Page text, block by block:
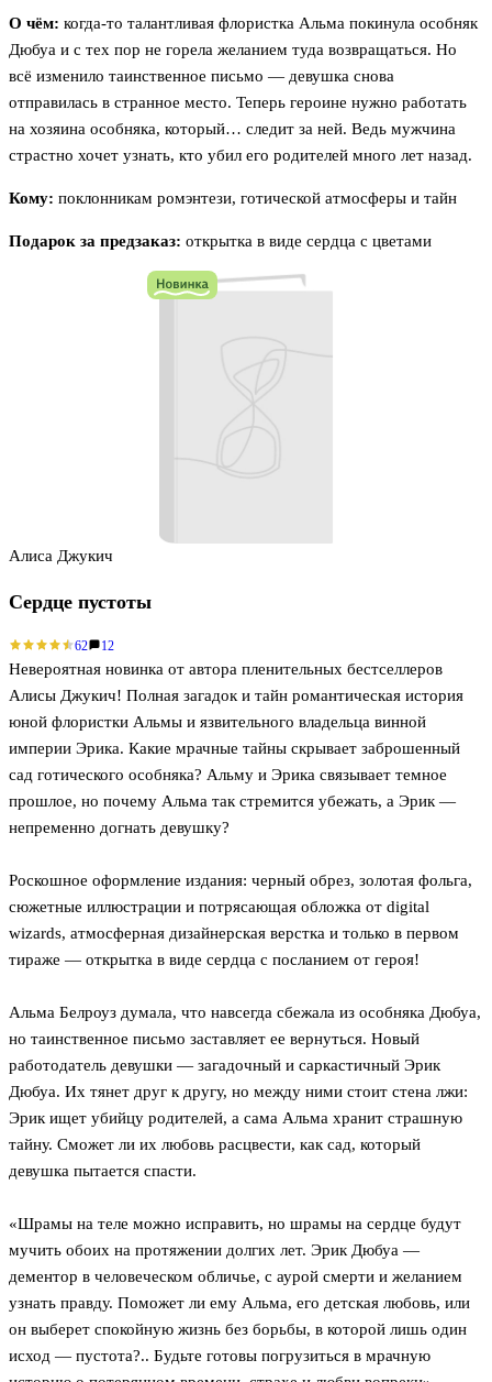
О чём: когда-то талантливая флористка Альма покинула особняк
Дюбуа и с тех пор не горела желанием туда возвращаться. Но
всё изменило таинственное письмо — девушка снова
отправилась в странное место. Теперь героине нужно работать
на хозяина особняка, который… следит за ней. Ведь мужчина
страстно хочет узнать, кто убил его родителей много лет назад.
Кому: поклонникам ромэнтези, готической атмосферы и тайн
Подарок за предзаказ: открытка в виде сердца с цветами
Алиса Джукич
Сердце пустоты
62 12
Невероятная новинка от автора пленительных бестселлеров
Алисы Джукич! Полная загадок и тайн романтическая история
юной флористки Альмы и язвительного владельца винной
империи Эрика. Какие мрачные тайны скрывает заброшенный
сад готического особняка? Альму и Эрика связывает темное
прошлое, но почему Альма так стремится убежать, а Эрик —
непременно догнать девушку?
Роскошное оформление издания: черный обрез, золотая фольга,
сюжетные иллюстрации и потрясающая обложка от digital
wizards, атмосферная дизайнерская верстка и только в первом
тираже — открытка в виде сердца с посланием от героя!
Альма Белроуз думала, что навсегда сбежала из особняка Дюбуа,
но таинственное письмо заставляет ее вернуться. Новый
работодатель девушки — загадочный и саркастичный Эрик
Дюбуа. Их тянет друг к другу, но между ними стоит стена лжи:
Эрик ищет убийцу родителей, а сама Альма хранит страшную
тайну. Сможет ли их любовь расцвести, как сад, который
девушка пытается спасти.
«Шрамы на теле можно исправить, но шрамы на сердце будут
мучить обоих на протяжении долгих лет. Эрик Дюбуа —
дементор в человеческом обличье, с аурой смерти и желанием
узнать правду. Поможет ли ему Альма, его детская любовь, или
он выберет спокойную жизнь без борьбы, в которой лишь один
исход — пустота?.. Будьте готовы погрузиться в мрачную